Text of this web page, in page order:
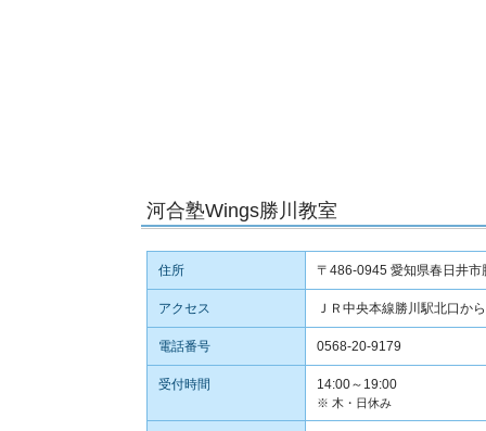
河合塾Wings勝川教室
住所 〒486-0945 愛知県春日井市
アクセス ＪＲ中央本線勝川駅北口か
電話番号 0568-20-9179
受付時間 14:00～19:00
※ 木・日休み